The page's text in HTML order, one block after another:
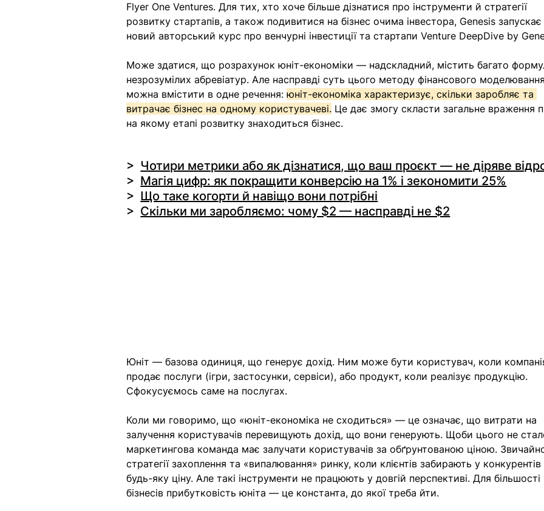
Flyer One Ventures. Для тих, хто хоче більше дізнатися про інструменти й стратегії
розвитку стартапів, а також подивитися на бізнес очима інвестора, Genesis
новий авторський курс про венчурні інвестиції та стартапи Venture DeepDive by
Може здатися, що розрахунок юніт-економіки — надскладний, містить багато
незрозумілих абревіатур. Але насправді суть цього методу фінансового
можна вмістити в одне речення: юніт-економіка характеризує, скільки заробляє та
витрачає бізнес на одному користувачеві. Це дає змогу скласти загальне враження
на якому етапі розвитку знаходиться бізнес.
> Чотири метрики або як дізнатися, що ваш проєкт — не діряве
> Магія цифр: як покращити конверсію на 1% і зекономити 25%
> Що таке когорти й навіщо вони потрібні
> Скільки ми заробляємо: чому $2 — насправді не $2
Юніт — базова одиниця, що генерує дохід. Ним може бути користувач, коли
продає послуги (ігри, застосунки, сервіси), або продукт, коли реалізує продукцію.
Сфокусуємось саме на послугах.
Коли ми говоримо, що «юніт-економіка не сходиться» — це означає, що витрати на
залучення користувачів перевищують дохід, що вони генерують. Щоби цього не
маркетингова команда має залучати користувачів за обґрунтованою ціною.
стратегії захоплення та «випалювання» ринку, коли клієнтів забирають у
будь-яку ціну. Але такі інструменти не працюють у довгій перспективі. Для більшості
бізнесів прибутковість юніта — це константа, до якої треба йти.